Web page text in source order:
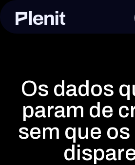
Os dados
param de
sem que
CLOUD SERVICES
Servidores
Armazenamento de Arquivos
Os ficheiros de cada cliente,
Armazenamento de Objetos
Sem limites e compatível com S3
Blog
Sobre a Plenit
Contacto